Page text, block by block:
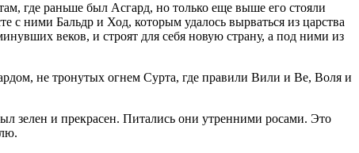
где раньше был Асгард, но только еще выше его стояли
ними Бальдр и Ход, которым удалось вырваться из царства
веков, и строят для себя новую страну, а под ними из
не тронутых огнем Сурта, где правили Вили и Be, Воля и
зелен и прекрасен. Питались они утренними росами. Это